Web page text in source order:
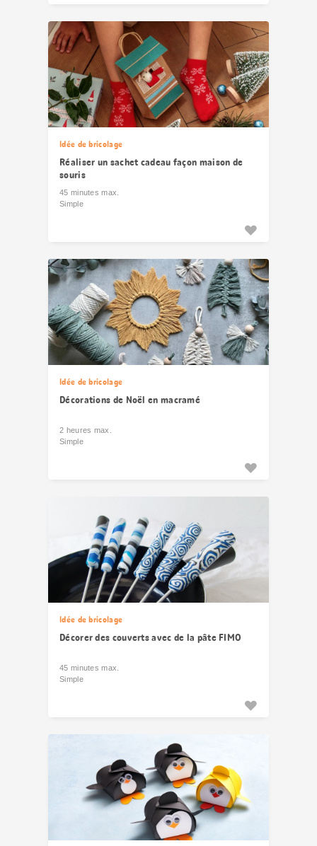
Idée de bricolage
Réaliser un sachet cadeau façon maison de
souris
45 minutes max.
Simple
Idée de bricolage
Décorations de Noël en macramé
2 heures max.
Simple
Idée de bricolage
Décorer des couverts avec de la pâte FIMO
45 minutes max.
Simple